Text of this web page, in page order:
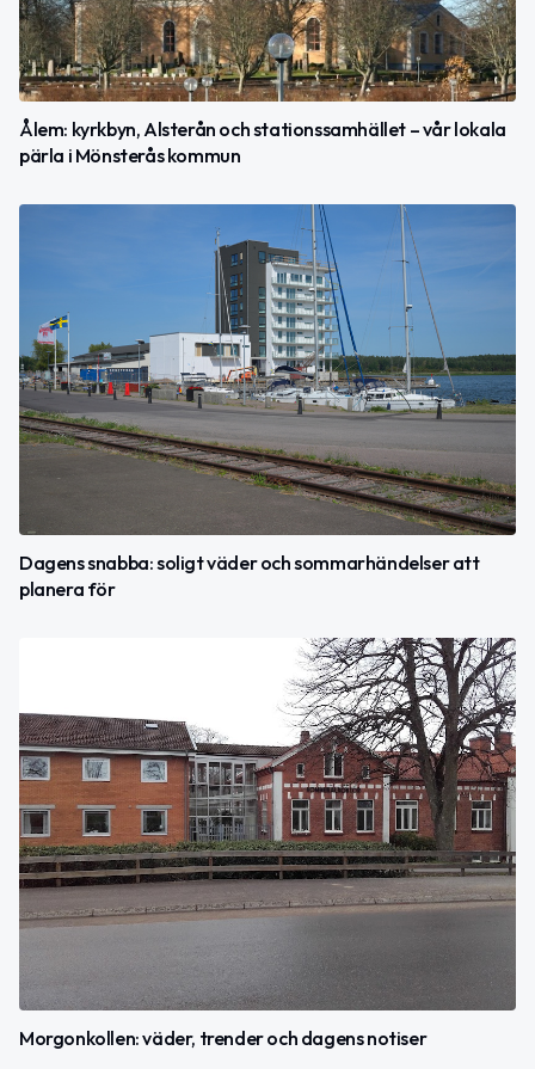
Ålem: kyrkbyn, Alsterån och stationssamhället – vår lokala
pärla i Mönsterås kommun
Dagens snabba: soligt väder och sommarhändelser att
planera för
Morgonkollen: väder, trender och dagens notiser